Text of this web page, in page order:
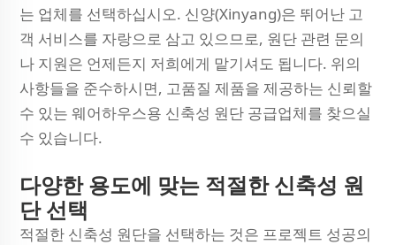
는 업체를 선택하십시오. 신양(Xinyang)은 뛰어난 고
객 서비스를 자랑으로 삼고 있으므로, 원단 관련 문의
나 지원은 언제든지 저희에게 맡기셔도 됩니다. 위의
사항들을 준수하시면, 고품질 제품을 제공하는 신뢰할
수 있는 웨어하우스용 신축성 원단 공급업체를 찾으실
수 있습니다.
다양한 용도에 맞는 적절한 신축성 원
단 선택
적절한 신축성 원단을 선택하는 것은 프로젝트 성공의